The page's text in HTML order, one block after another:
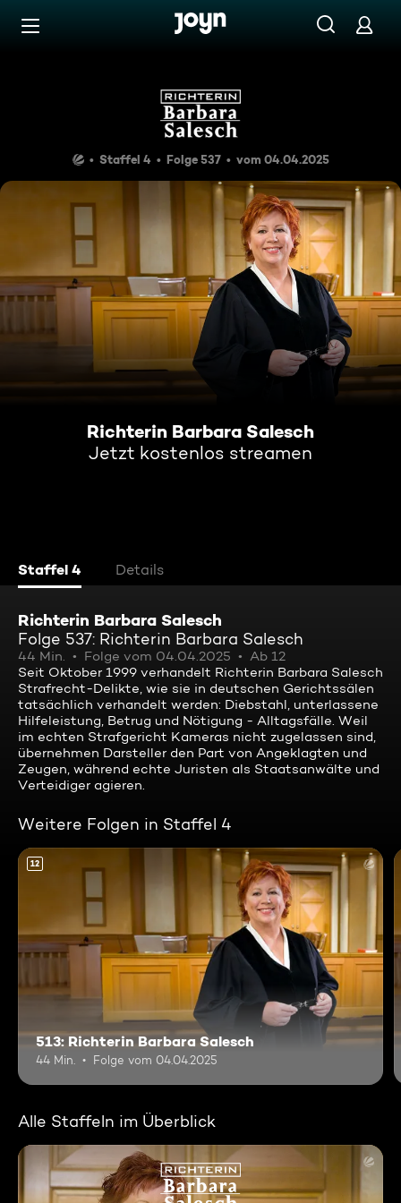
Zum Inhalt springen
Richterin Barbara Salesch
Staffel 4 Folge 537 vom 04.04.2025
Richterin Barbara Salesch
Jetzt kostenlos streamen
Staffel 4 Details
Richterin Barbara Salesch
Folge 537: Richterin Barbara Salesch
44 Min. Folge vom 04.04.2025
Ab 12
Seit Oktober 1999 verhandelt Richterin Barbara Salesch
Strafrecht-Delikte, wie sie in deutschen Gerichtssälen
tatsächlich verhandelt werden: Diebstahl, unterlassene
Hilfeleistung, Betrug und Nötigung - Alltagsfälle. Weil
im echten Strafgericht Kameras nicht zugelassen sind,
übernehmen Darsteller den Part von Angeklagten und
Zeugen, während echte Juristen als Staatsanwälte und
Verteidiger agieren.
Weitere Folgen in Staffel 4
12
513: Richterin Barbara Salesch
44 Min. Folge vom 04.04.2025
Alle Staffeln im Überblick